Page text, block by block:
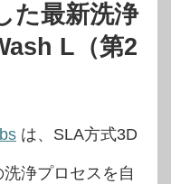
た最新洗浄
L（第2
は、SLA方式3D
浄プロセスを自